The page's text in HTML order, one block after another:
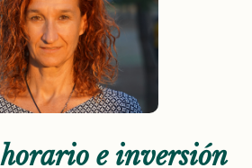
e inversión